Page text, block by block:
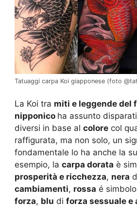
Tatuaggi carpa Koi giapponese (foto
La Koi tra miti e leggende del
nipponico ha assunto disparati
diversi in base al colore col
raffigurata, ma non solo, un
fondamentale lo ha anche la
esempio, la carpa dorata è
prosperità e ricchezza, nera
cambiamenti, rossa é simbolo
forza, blu di forza sessuale